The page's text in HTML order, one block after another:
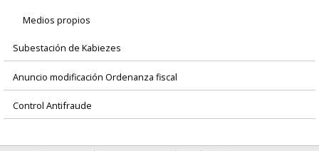
Medios propios
Subestación de Kabiezes
Anuncio modificación Ordenanza fiscal
Control Antifraude